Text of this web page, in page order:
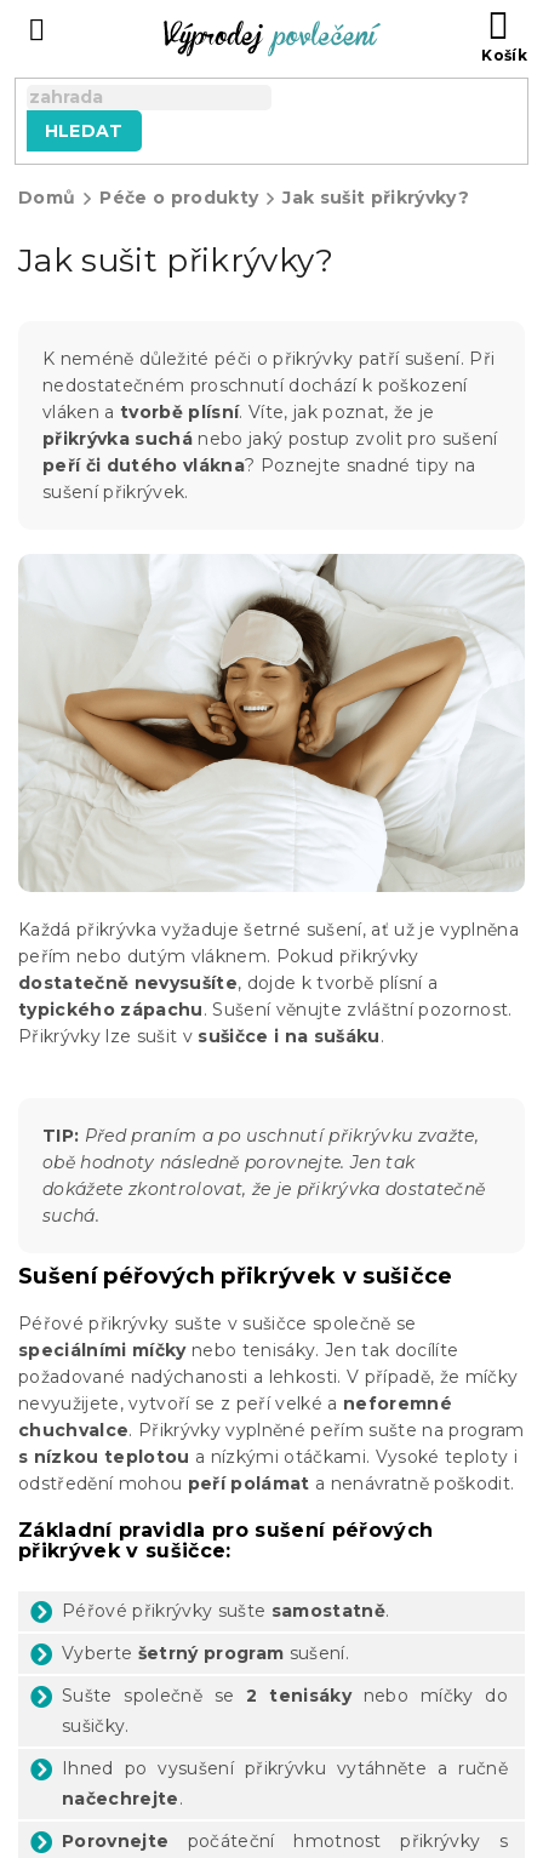
HLEDAT
Domů Péče o produkty Jak sušit přikrývky?
Jak sušit přikrývky?
K neméně důležité péči o přikrývky patří sušení. Při
nedostatečném proschnutí dochází k poškození
vláken a tvorbě plísní. Víte, jak poznat, že je
přikrývka suchá nebo jaký postup zvolit pro sušení
peří či dutého vlákna? Poznejte snadné tipy na
sušení přikrývek.
Každá přikrývka vyžaduje šetrné sušení, ať už je vyplněna
peřím nebo dutým vláknem. Pokud přikrývky
dostatečně nevysušíte, dojde k tvorbě plísní a
typického zápachu. Sušení věnujte zvláštní pozornost.
Přikrývky lze sušit v sušičce i na sušáku.
TIP: Před praním a po uschnutí přikrývku zvažte,
obě hodnoty následně porovnejte. Jen tak
dokážete zkontrolovat, že je přikrývka dostatečně
suchá.
Sušení péřových přikrývek v sušičce
Péřové přikrývky sušte v sušičce společně se
speciálními míčkynebo tenisáky. Jen tak docílíte
požadované nadýchanosti a lehkosti. V případě, že míčky
nevyužijete, vytvoří se z peří velké a neforemné
chuchvalce. Přikrývky vyplněné peřím sušte na program
s nízkou teplotou a nízkými otáčkami. Vysoké teploty i
odstředění mohou peří polámat a nenávratně poškodit.
Základní pravidla pro sušení péřových
přikrývek v sušičce:
Péřové přikrývky sušte samostatně.
Vyberte šetrný program sušení.
Sušte společně se2 tenisákynebo míčky do
sušičky.
Ihned po vysušení přikrývku vytáhněte a ručně
načechrejte.
Porovnejte počáteční hmotnost přikrývky s